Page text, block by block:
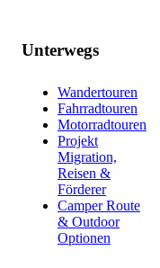
Unterwegs
Wandertouren
Fahrradtouren
Motorradtouren
Projekt
Migration,
Reisen &
Förderer
Camper Route
& Outdoor
Optionen